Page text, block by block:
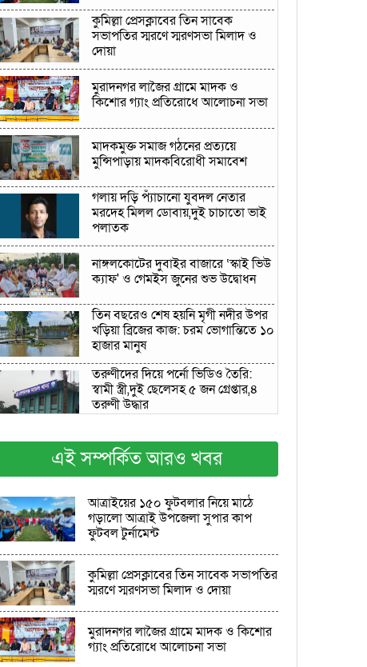
কুমিল্লা প্রেসক্লাবের তিন সাবেক
সভাপতির স্মরণে স্মরণসভা মিলাদ ও
দোয়া
মুরাদনগর লাজৈর গ্ৰামে মাদক ও
কিশোর গ্যাং প্রতিরোধে আলোচনা সভা
মাদকমুক্ত সমাজ গঠনের প্রত্যয়ে
মুন্সিপাড়ায় মাদকবিরোধী সমাবেশ
গলায় দড়ি প্যাঁচানো যুবদল নেতার
মরদেহ মিলল ডোবায়,দুই চাচাতো ভাই
পলাতক
নাঙ্গলকোটের দুবাইর বাজারে ‘স্কাই ভিউ
ক্যাফ' ও গেমইস জুনের শুভ উদ্বোধন
তিন বছরেও শেষ হয়নি মৃগী নদীর উপর
খড়িয়া ব্রিজের কাজ: চরম ভোগান্তিতে ১০
হাজার মানুষ
তরুণীদের দিয়ে পর্নো ভিডিও তৈরি:
স্বামী স্ত্রী,দুই ছেলেসহ ৫ জন গ্রেপ্তার,৪
তরুণী উদ্ধার
প্রকৃতির টানে টাঙ্গুয়ারে, ফিরলেন নিথর
দেহ হয়ে
পঞ্চগড়ে বৈষম্যবিরোধী, নাশকতা ও
সন্ত্রাসবিরোধী মাললায় কাজী আল
তারিক গ্রেপ্তার
মুরাদনগরে মাদক ও কিশোর গ্যাং
প্রতিরোধে আলোচনা সভা
তারেক রহমানের বাঁশখালী সফর
উপলক্ষে পৌর যুবদলের প্রস্তুতি সভা
অনুষ্ঠিত
এই সম্পর্কিত আরও খবর
আত্রাইয়ের ১৫০ ফুটবলার নিয়ে মাঠে
গড়ালো আত্রাই উপজেলা সুপার কাপ
ফুটবল টুর্নামেন্ট
কুমিল্লা প্রেসক্লাবের তিন সাবেক সভাপতির
স্মরণে স্মরণসভা মিলাদ ও দোয়া
মুরাদনগর লাজৈর গ্ৰামে মাদক ও কিশোর
গ্যাং প্রতিরোধে আলোচনা সভা